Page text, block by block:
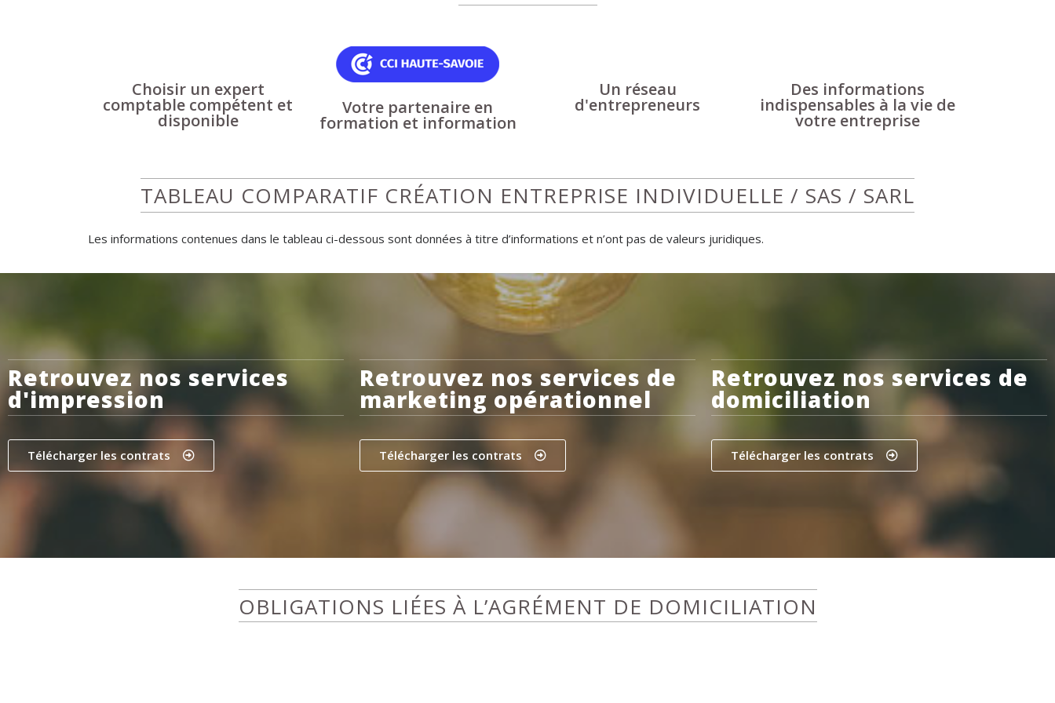
Choisir un expert
comptable compétent et
disponible
Votre partenaire en
formation et information
Un réseau
d'entrepreneurs
Des informations
indispensables à la vie de
votre entreprise
TABLEAU COMPARATIF CRÉATION ENTREPRISE INDIVIDUELLE / SAS / SARL
Les informations contenues dans le tableau ci-dessous sont données à titre d’informations et n’ont pas de valeurs juridiques.
Retrouvez nos services
d'impression
Télécharger les contrats
Retrouvez nos services de
marketing opérationnel
Télécharger les contrats
Retrouvez nos services de
domiciliation
Télécharger les contrats
OBLIGATIONS LIÉES À L’AGRÉMENT DE DOMICILIATION